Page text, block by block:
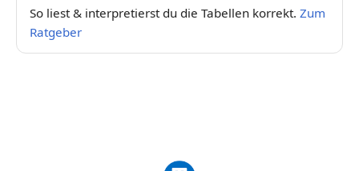
So liest & interpretierst du die Tabellen korrekt. Zum
Ratgeber